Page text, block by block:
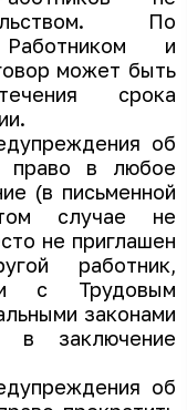
По
и
может быть
срока
об
право в любое
(в письменной
случае не
не приглашен
работник,
с Трудовым
законами
в заключение
об